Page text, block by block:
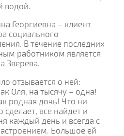
водой.
Георгиевна – клиент
социального
В течение последних
работником является
Зверева.
отзывается о ней:
Оля, на тысячу – одна!
родная дочь! Что ни
все найдет и
каждый день и всегда с
Большое ей